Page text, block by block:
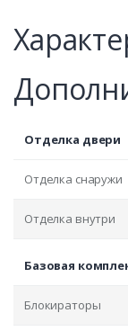
Отделка двери
Отделка снаружи
Отделка внутри
Базовая
Блокираторы